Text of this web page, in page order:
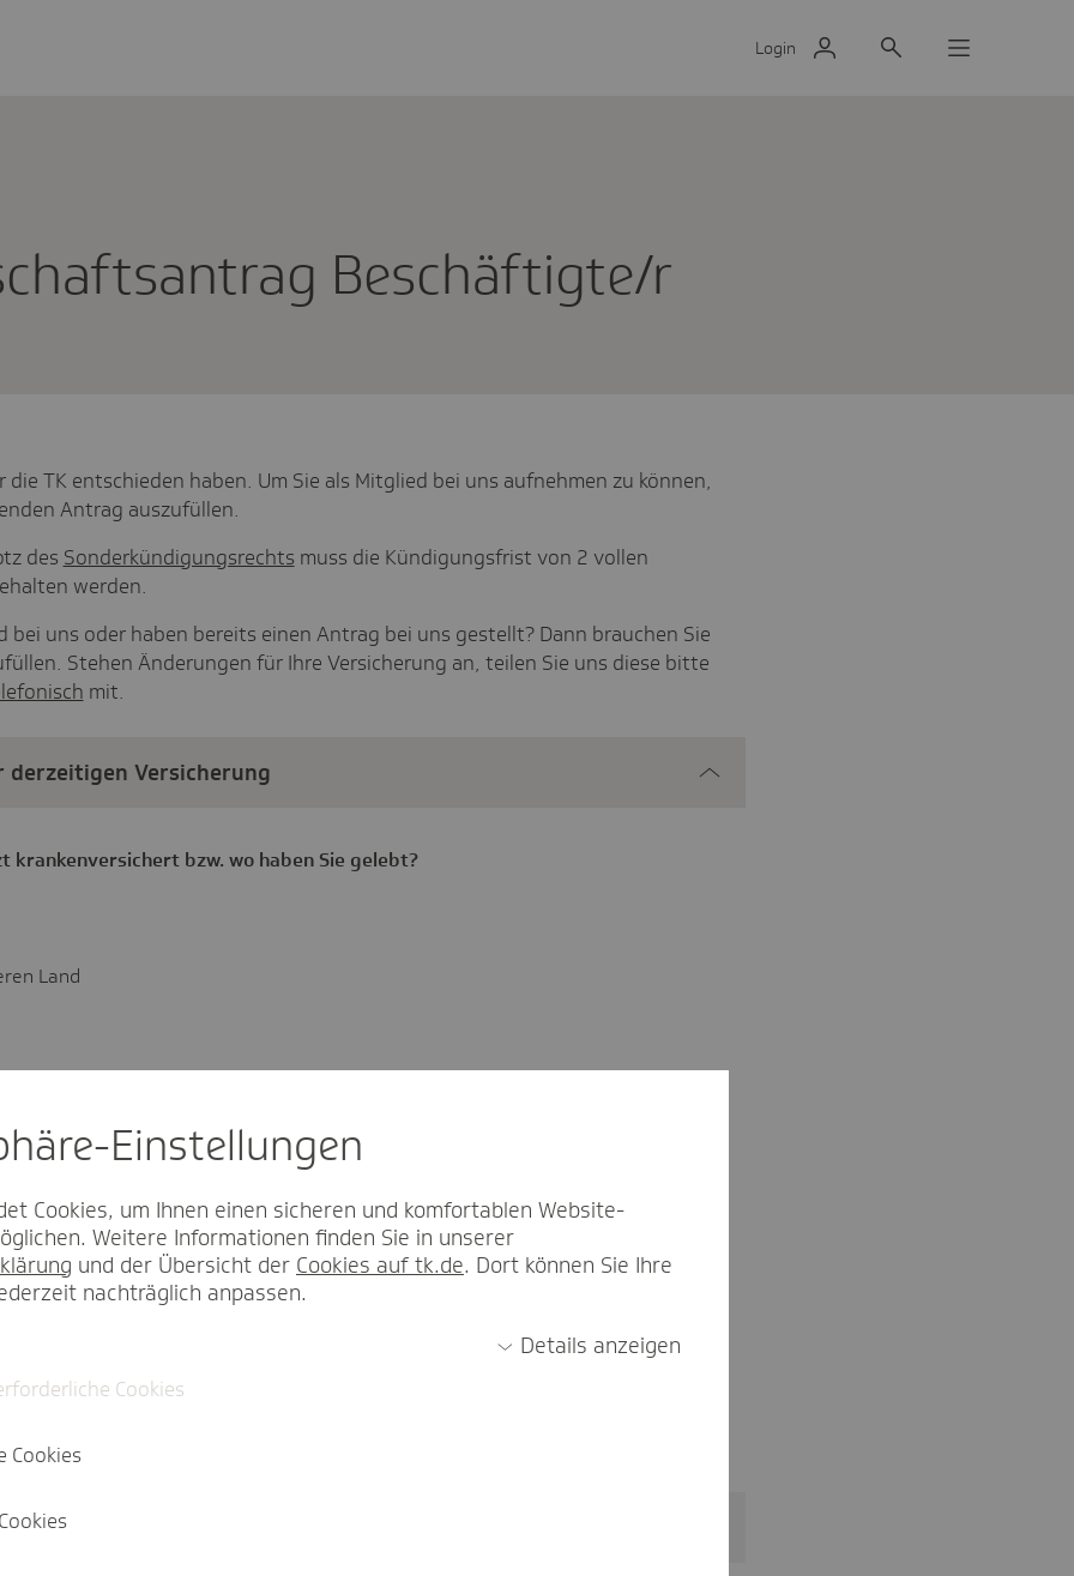
Login
Beschäf­tig­te/r
die TK entschieden haben. Um Sie als Mitglied bei uns aufnehmen zu können,
Antrag auszufüllen.
des Sonderkündigungsrechts muss die Kündigungsfrist von 2 vollen
werden.
bei uns oder haben bereits einen Antrag bei uns gestellt? Dann brauchen Sie
Stehen Änderungen für Ihre Versicherung an, teilen Sie uns diese bitte
mit.
derzeitigen Versicherung
krankenversichert bzw. wo haben Sie gelebt?
Land
Kontakt geworben worden.
Kontakt über eine zu Stande gekommene Mitgliedschaft.
Einstel­lungen
Cookies, um Ihnen einen sicheren und komfortablen Website-
Weitere Informationen finden Sie in unserer
und der Übersicht der Cookies auf tk.de. Dort können Sie Ihre
nachträglich anpassen.
Details anzeigen
Cookies
Cookies